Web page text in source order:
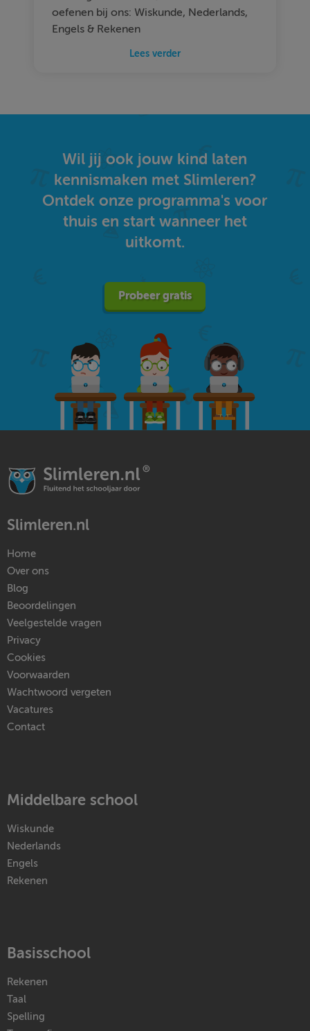
oefenen bij ons: Wiskunde, Nederlands,
Engels & Rekenen
Lees verder
Wil jij ook jouw kind laten
kennismaken met Slimleren?
Ontdek onze programma's voor
thuis en start wanneer het
uitkomt.
Probeer gratis
Slimleren.nl
Home
Over ons
Blog
Beoordelingen
Veelgestelde vragen
Privacy
Cookies
Voorwaarden
Wachtwoord vergeten
Vacatures
Contact
Middelbare school
Wiskunde
Nederlands
Engels
Rekenen
Basisschool
Rekenen
Taal
Spelling